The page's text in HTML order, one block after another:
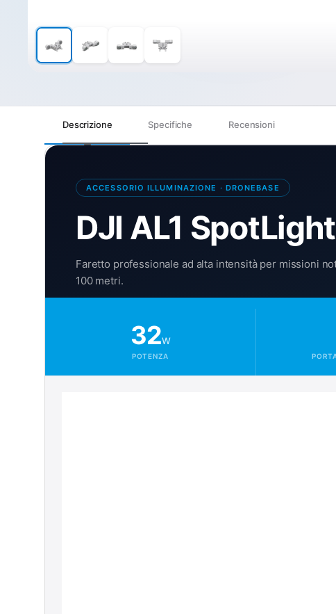
Descrizione Specifiche Recensioni
ACCESSORIO ILLUMINAZIONE · DRONEBASE
DJI AL1 SpotLight
Faretto professionale ad alta intensità per missioni
100 metri.
32W
POTENZA